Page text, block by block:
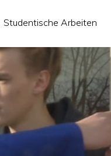
Studentische Arbeiten